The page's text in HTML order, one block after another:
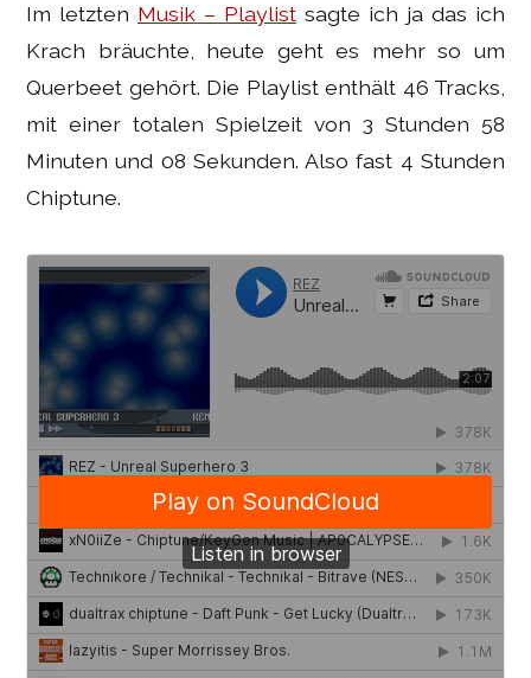
Im letzten Musik – Playlist sagte ich ja das ich
Krach bräuchte, heute geht es mehr so um
Querbeet gehört. Die Playlist enthält 46 Tracks,
mit einer totalen Spielzeit von 3 Stunden 58
Minuten und 08 Sekunden. Also fast 4 Stunden
Chiptune.